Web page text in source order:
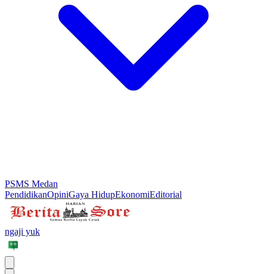
PSMS Medan
PendidikanOpiniGaya HidupEkonomiEditorial
ngaji yuk